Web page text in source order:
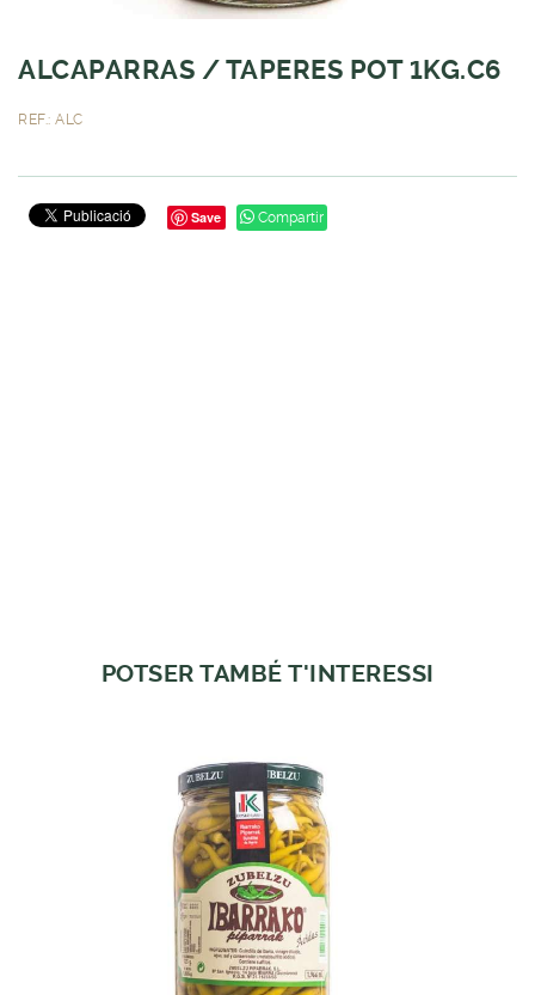
ALCAPARRAS / TAPERES POT 1KG.C6
REF.: ALC
Save Compartir
POTSER TAMBÉ T'INTERESSI